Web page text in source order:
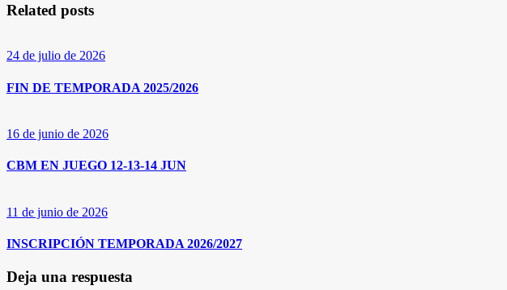
Related posts
24 de julio de 2026
FIN DE TEMPORADA 2025/2026
16 de junio de 2026
CBM EN JUEGO 12-13-14 JUN
11 de junio de 2026
INSCRIPCIÓN TEMPORADA 2026/2027
Deja una respuesta